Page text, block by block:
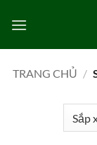
qua
TRANG CHỦ /